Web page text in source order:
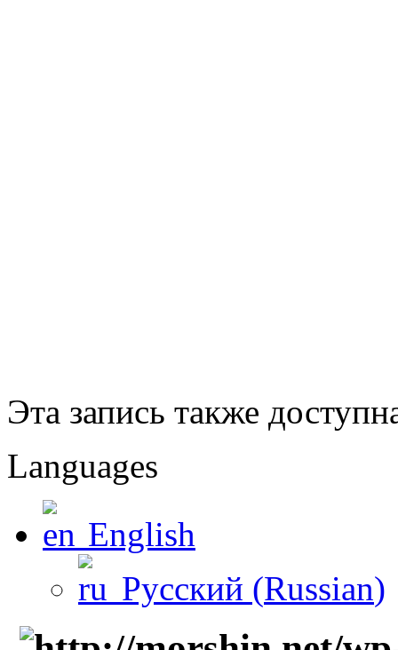
Эта запись также
Languages
English
Русский (Russian)